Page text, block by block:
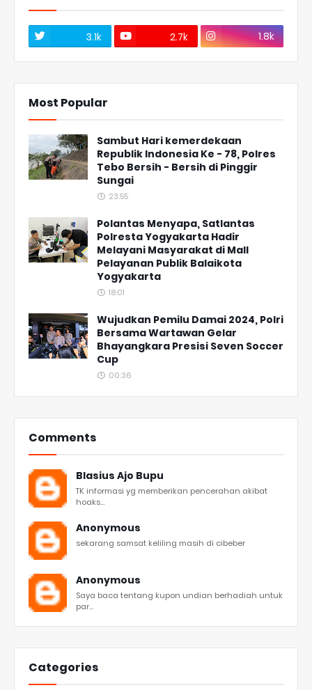
3.1k 2.7k 1.8k
Most Popular
Sambut Hari kemerdekaan
Republik Indonesia Ke - 78, Polres
Tebo Bersih - Bersih di Pinggir
Sungai
23:55
Polantas Menyapa, Satlantas
Polresta Yogyakarta Hadir
Melayani Masyarakat di Mall
Pelayanan Publik Balaikota
Yogyakarta
18:01
Wujudkan Pemilu Damai 2024, Polri
Bersama Wartawan Gelar
Bhayangkara Presisi Seven Soccer
Cup
00:36
Comments
Blasius Ajo Bupu
TK informasi yg memberikan pencerahan akibat
hoaks...
Anonymous
sekarang samsat keliling masih di cibeber
Anonymous
Saya baca tentang kupon undian berhadiah untuk
par...
Categories